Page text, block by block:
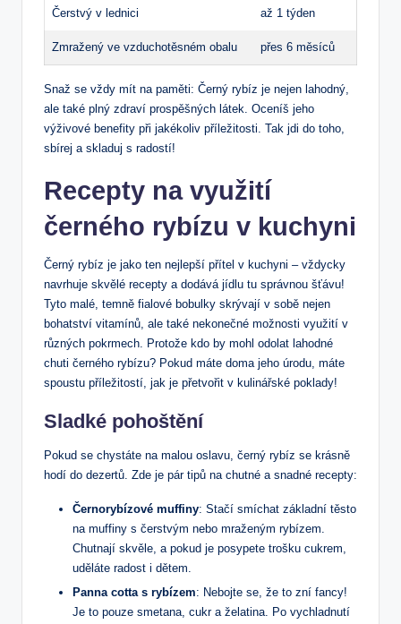
Čerstvý v lednici až 1 týden
Zmražený ve vzduchotěsném obalu přes 6 měsíců
Snaž se vždy mít na paměti: Černý rybíz je nejen lahodný,
ale také plný zdraví prospěšných látek. Oceníš jeho
výživové benefity při jakékoliv příležitosti. Tak jdi do toho,
sbírej a skladuj s radostí!
Recepty na využití
černého rybízu v kuchyni
Černý rybíz je jako ten nejlepší přítel v kuchyni – vždycky
navrhuje skvělé recepty a dodává jídlu tu správnou šťávu!
Tyto malé, temně fialové bobulky skrývají v sobě nejen
bohatství vitamínů, ale také nekonečné možnosti využití v
různých pokrmech. Protože kdo by mohl odolat lahodné
chuti černého rybízu? Pokud máte doma jeho úrodu, máte
spoustu příležitostí, jak je přetvořit v kulinářské poklady!
Sladké pohoštění
Pokud se chystáte na malou oslavu, černý rybíz se krásně
hodí do dezertů. Zde je pár tipů na chutné a snadné recepty:
Černorybízové muffiny: Stačí smíchat základní těsto
na muffiny s čerstvým nebo mraženým rybízem.
Chutnají skvěle, a pokud je posypete trošku cukrem,
uděláte radost i dětem.
Panna cotta s rybízem: Nebojte se, že to zní fancy!
Je to pouze smetana, cukr a želatina. Po vychladnutí